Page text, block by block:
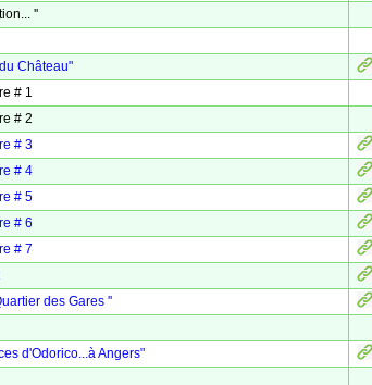
''
Château"
# 1
# 2
# 3
# 4
# 5
# 6
# 7
des Gares ''
d'Odorico...à Angers"